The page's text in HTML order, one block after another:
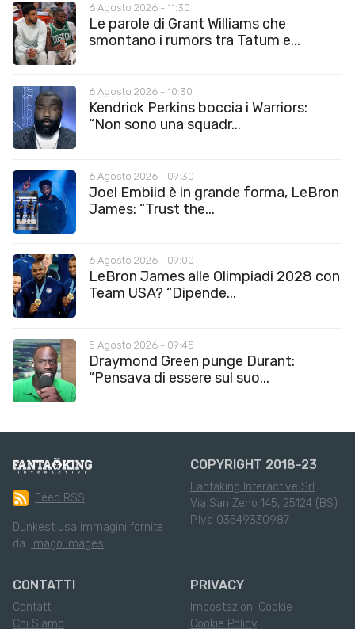
6 Agosto 2026 - 11:30
Le parole di Grant Williams che
smontano i rumors tra Tatum e...
6 Agosto 2026 - 10:30
Kendrick Perkins boccia i Warriors:
“Non sono una squadr...
6 Agosto 2026 - 09:30
Joel Embiid è in grande forma, LeBron
James: “Trust the...
6 Agosto 2026 - 09:00
LeBron James alle Olimpiadi 2028 con
Team USA? “Dipende...
5 Agosto 2026 - 09:45
Draymond Green punge Durant:
“Pensava di essere sul suo...
Feed RSS
Dunkest usa immagini fornite
da: Imago Images
COPYRIGHT 2018-23
Fantaking Interactive Srl
Via San Zeno 145, 25124 (BS)
P.Iva 03549330987
CONTATTI
Contatti
Chi Siamo
PRIVACY
Impostazioni Cookie
Cookie Policy